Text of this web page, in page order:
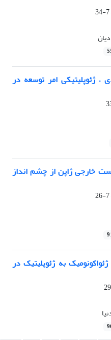
7-34
ژئوپلیتیکی امر توسعه در
خارجی ژاپن از چشم انداز
7-26
به ژئوپلیتیک در